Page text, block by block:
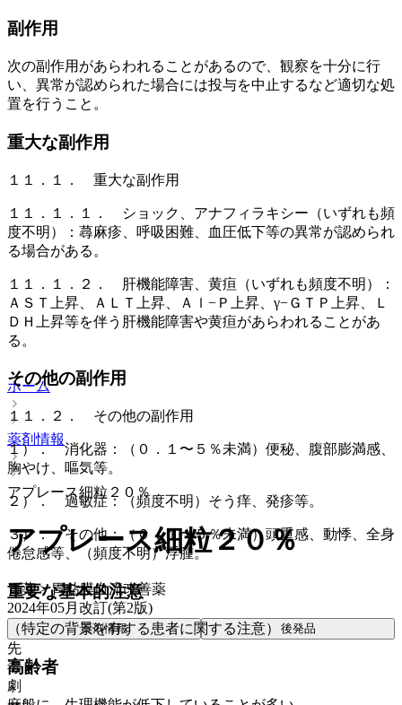
副作用
次の副作用があらわれることがあるので、観察を十分に行
い、異常が認められた場合には投与を中止するなど適切な処
置を行うこと。
重大な副作用
１１．１． 重大な副作用
１１．１．１． ショック、アナフィラキシー（いずれも頻
度不明）：蕁麻疹、呼吸困難、血圧低下等の異常が認められ
る場合がある。
１１．１．２． 肝機能障害、黄疸（いずれも頻度不明）：
ＡＳＴ上昇、ＡＬＴ上昇、Ａｌ−Ｐ上昇、γ−ＧＴＰ上昇、Ｌ
ＤＨ上昇等を伴う肝機能障害や黄疸があらわれることがあ
る。
その他の副作用
１１．２． その他の副作用
１）． 消化器：（０．１〜５％未満）便秘、腹部膨満感、
胸やけ、嘔気等。
２）． 過敏症：（頻度不明）そう痒、発疹等。
３）． その他：（０．１〜５％未満）頭重感、動悸、全身
倦怠感等、（頻度不明）浮腫。
重要な基本的注意
（特定の背景を有する患者に関する注意）
高齢者
ホーム
薬剤情報
アプレース細粒２０％
アプレース細粒２０％
胃薬 > 胃粘膜血流改善薬
2024年05月改訂(第2版)
薬剤情報 後発品
先
毒
劇